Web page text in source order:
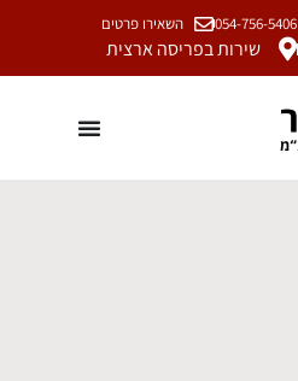
054-756-5406 השאירו פרטים
שירות בפריסה ארצית